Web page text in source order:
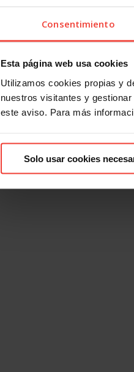
Consentimiento
Esta página web usa cookies
Utilizamos cookies propias y
nuestros visitantes y
este aviso. Para más
Solo usar cookies